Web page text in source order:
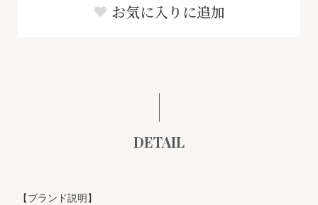
お気に入りに追加
DETAIL
【ブランド説明】